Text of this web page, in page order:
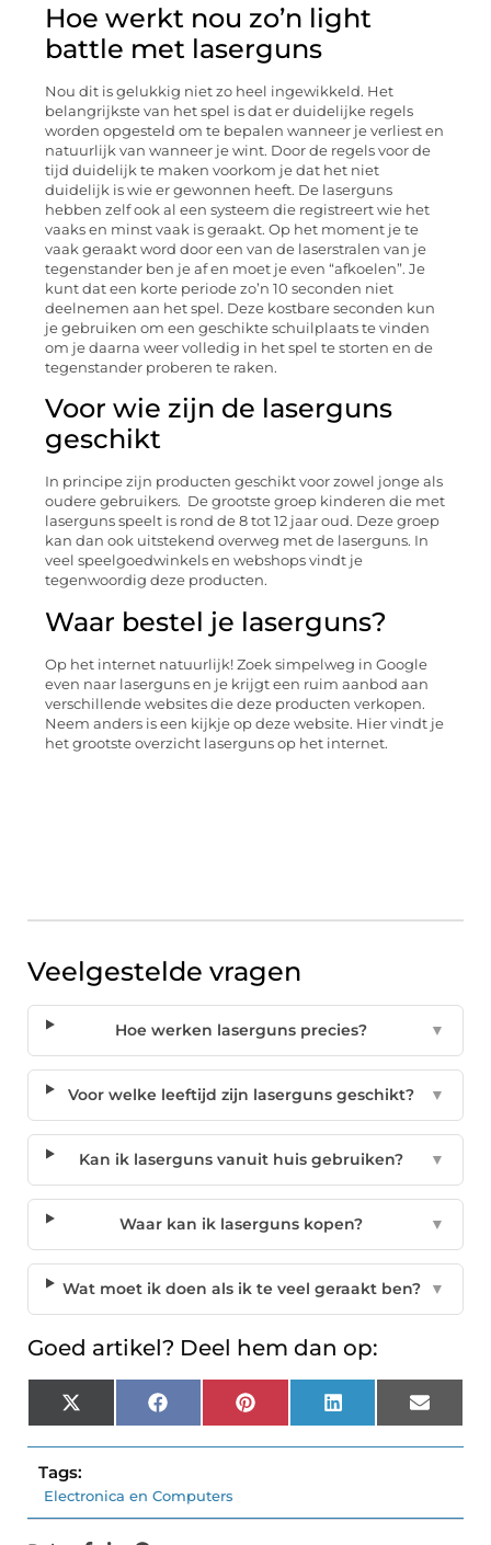
Hoe werkt nou zo’n light
battle met laserguns
Nou dit is gelukkig niet zo heel ingewikkeld. Het
belangrijkste van het spel is dat er duidelijke regels
worden opgesteld om te bepalen wanneer je verliest en
natuurlijk van wanneer je wint. Door de regels voor de
tijd duidelijk te maken voorkom je dat het niet
duidelijk is wie er gewonnen heeft. De laserguns
hebben zelf ook al een systeem die registreert wie het
vaaks en minst vaak is geraakt. Op het moment je te
vaak geraakt word door een van de laserstralen van je
tegenstander ben je af en moet je even “afkoelen”. Je
kunt dat een korte periode zo’n 10 seconden niet
deelnemen aan het spel. Deze kostbare seconden kun
je gebruiken om een geschikte schuilplaats te vinden
om je daarna weer volledig in het spel te storten en de
tegenstander proberen te raken.
Voor wie zijn de laserguns
geschikt
In principe zijn producten geschikt voor zowel jonge als
oudere gebruikers. De grootste groep kinderen die met
laserguns speelt is rond de 8 tot 12 jaar oud. Deze groep
kan dan ook uitstekend overweg met de laserguns. In
veel speelgoedwinkels en webshops vindt je
tegenwoordig deze producten.
Waar bestel je laserguns?
Op het internet natuurlijk! Zoek simpelweg in Google
even naar laserguns en je krijgt een ruim aanbod aan
verschillende websites die deze producten verkopen.
Neem anders is een kijkje op deze website. Hier vindt je
het grootste overzicht laserguns op het internet.
Veelgestelde vragen
Hoe werken laserguns precies? ▼
Voor welke leeftijd zijn laserguns geschikt? ▼
Kan ik laserguns vanuit huis gebruiken? ▼
Waar kan ik laserguns kopen? ▼
Wat moet ik doen als ik te veel geraakt ben? ▼
Goed artikel? Deel hem dan op:
X
(Twitter)
Facebook Pinterest LinkedIn Email
Tags:
Electronica en Computers